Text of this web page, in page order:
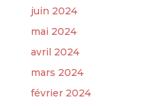
juin 2024
mai 2024
avril 2024
mars 2024
février 2024